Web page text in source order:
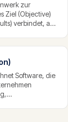
zur
Ziel (Objective)
verbindet, an
Software, die